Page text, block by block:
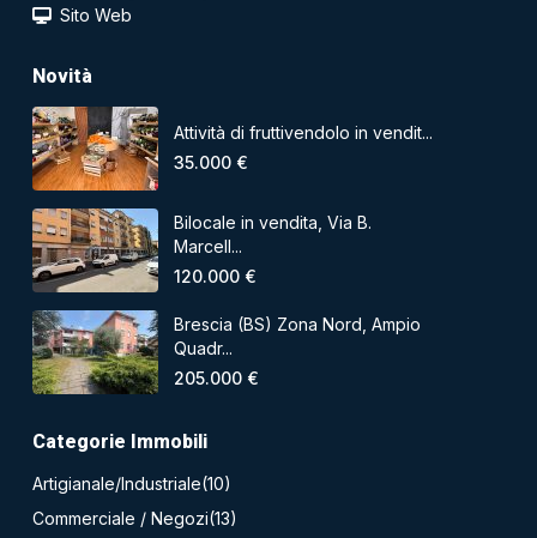
Sito Web
Novità
Attività di fruttivendolo in vendit...
35.000 €
Bilocale in vendita, Via B.
Marcell...
120.000 €
Brescia (BS) Zona Nord, Ampio
Quadr...
205.000 €
Categorie Immobili
Artigianale/Industriale(10)
Commerciale / Negozi(13)